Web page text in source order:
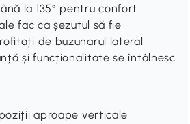
la 135° pentru confort
fac ca șezutul să fie
de buzunarul lateral
și funcționalitate se întâlnesc
aproape verticale